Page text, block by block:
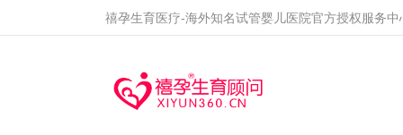
禧孕生育医疗-海外知名试管婴儿医院官方授权服务